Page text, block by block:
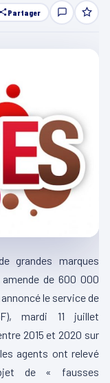
Partager
grandes marques
amende de 600 000
le service de
), mardi 11 juillet
2015 et 2020 sur
agents ont relevé
de « fausses